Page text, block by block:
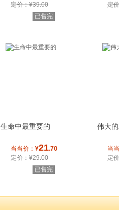
定价：¥39.00
已售完
定
生命中最重要的
当当价： ¥21.70
定价：¥29.00
已售完
伟大
当
定